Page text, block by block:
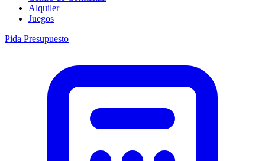
Alquiler
Juegos
Pida Presupuesto